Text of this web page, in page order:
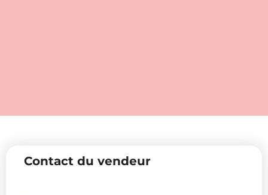
Contact du vendeur